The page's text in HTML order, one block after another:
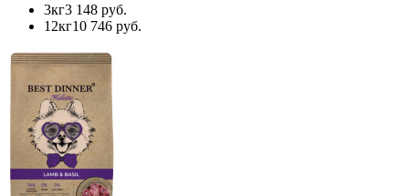
3кг3 148 руб.
12кг10 746 руб.